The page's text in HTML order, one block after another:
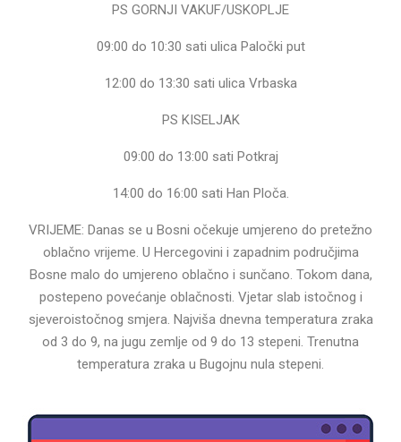
PS GORNJI VAKUF/USKOPLJE
09:00 do 10:30 sati ulica Paločki put
12:00 do 13:30 sati ulica Vrbaska
PS KISELJAK
09:00 do 13:00 sati Potkraj
14:00 do 16:00 sati Han Ploča.
VRIJEME: Danas se u Bosni očekuje umjereno do pretežno
oblačno vrijeme. U Hercegovini i zapadnim područjima
Bosne malo do umjereno oblačno i sunčano. Tokom dana,
postepeno povećanje oblačnosti. Vjetar slab istočnog i
sjeveroistočnog smjera. Najviša dnevna temperatura zraka
od 3 do 9, na jugu zemlje od 9 do 13 stepeni. Trenutna
temperatura zraka u Bugojnu nula stepeni.